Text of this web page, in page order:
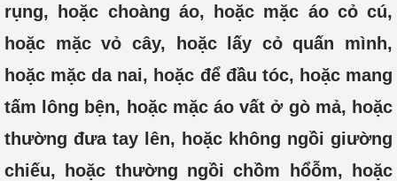
rụng, hoặc choàng áo, hoặc mặc áo cỏ cú,
hoặc mặc vỏ cây, hoặc lấy cỏ quấn mình,
hoặc mặc da nai, hoặc để đầu tóc, hoặc mang
tấm lông bện, hoặc mặc áo vất ở gò mả, hoặc
thường đưa tay lên, hoặc không ngồi giường
chiếu, hoặc thường ngồi chồm hổỗm, hoặc